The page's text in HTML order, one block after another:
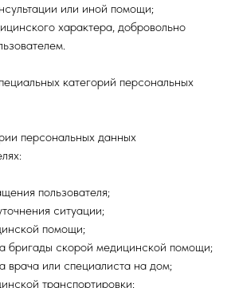
или иной помощи;
характера, добровольно
категорий персональных
персональных данных
пользователя;
ситуации;
помощи;
бригады скорой медицинской помощи;
врача или специалиста на дом;
транспортировки;